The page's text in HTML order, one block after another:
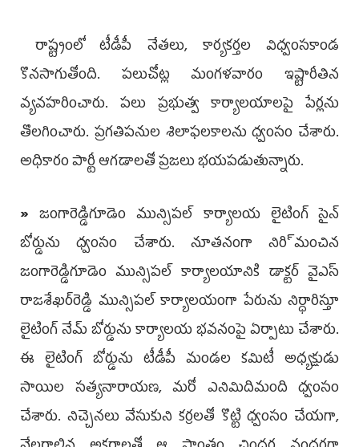
రాష్ట్రంలో టీడీపీ నేతలు, కార్యకర్తల విధ్వంసకాండ
కొనసాగుతోంది. పలుచోట్ల మంగళవారం ఇష్టారీతిన
వ్యవహరించారు. పలు ప్రభుత్వ కార్యాలయాలపై పేర్లను
తొలగించారు. ప్రగతిపనుల శిలాఫలకాలను ధ్వంసం చేశారు.
అధికారం పార్టీ ఆగడాలతో ప్రజలు భయపడుతున్నారు.
» జంగారెడ్డిగూడెం మున్సిపల్‌ కార్యాలయ లైటింగ్‌ సైన్‌
బోర్డును ధ్వంసం చేశారు. నూతనంగా ని­రి్మంచిన
జంగారెడ్డిగూడెం మున్సిపల్‌ కార్యాలయా­నికి డాక్టర్‌ వైఎస్‌
రాజశేఖర్‌రెడ్డి మున్సిపల్‌ కార్యాలయంగా పేరును నిర్ధారిస్తూ
లైటింగ్‌ నే­మ్‌ బోర్డును కార్యాలయ భవనంపై ఏర్పాటు చేశా­రు.
ఈ లైటింగ్‌ బోర్డును టీడీపీ మండల క­మి­టీ అధ్యక్షుడు
సాయిల సత్యనారాయణ, మ­రో ఎనిమిదిమంది ధ్వంసం
చేశారు. నిచ్చెన­లు వేసుకుని కర్రలతో కొట్టి ధ్వంసం చేయగా,